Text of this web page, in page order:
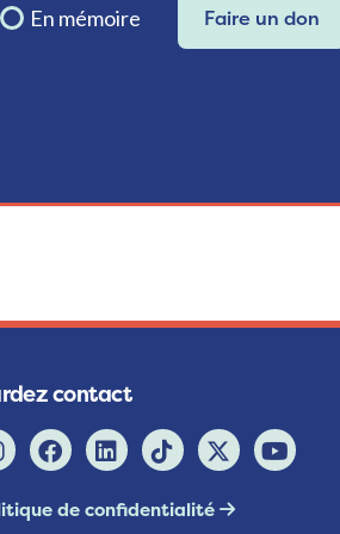
En mémoire Faire un don
contact
de confidentialité